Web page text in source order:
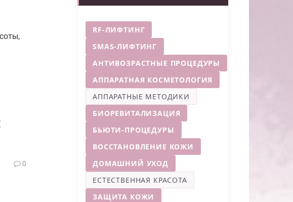
0
RF-ЛИФТИНГ
SMAS-ЛИФТИНГ
АНТИВОЗРАСТНЫЕ ПРОЦЕДУРЫ
АППАРАТНАЯ КОСМЕТОЛОГИЯ
АППАРАТНЫЕ МЕТОДИКИ
БИОРЕВИТАЛИЗАЦИЯ
БЬЮТИ-ПРОЦЕДУРЫ
ВОССТАНОВЛЕНИЕ КОЖИ
ДОМАШНИЙ УХОД
ЕСТЕСТВЕННАЯ КРАСОТА
ЗАЩИТА КОЖИ